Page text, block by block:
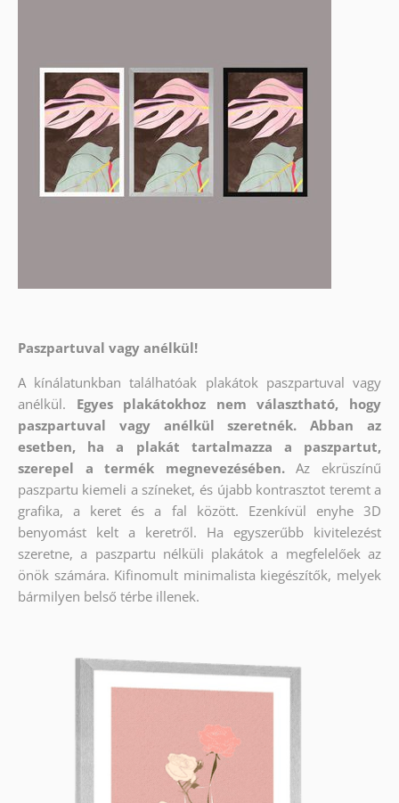
Paszpartuval vagy anélkül!
A kínálatunkban találhatóak plakátok paszpartuval vagy
anélkül.
Egyes plakátokhoz nem választható, hogy
paszpartuval vagy anélkül szeretnék. Abban az
esetben, ha a plakát tartalmazza a paszpartut,
szerepel a termék megnevezésében.
Az ekrüszínű
paszpartu kiemeli a színeket, és újabb kontrasztot teremt a
grafika, a keret és a fal között. Ezenkívül enyhe 3D
benyomást kelt a keretről. Ha egyszerűbb kivitelezést
szeretne, a paszpartu nélküli plakátok a megfelelőek az
önök számára. Kifinomult minimalista kiegészítők, melyek
bármilyen belső térbe illenek.